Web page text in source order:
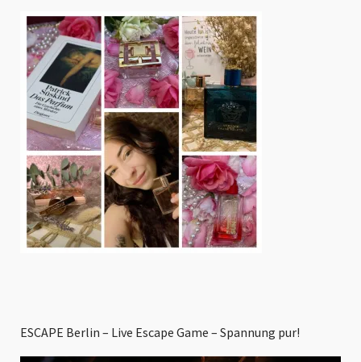
ESCAPE Berlin – Live Escape Game – Spannung pur!